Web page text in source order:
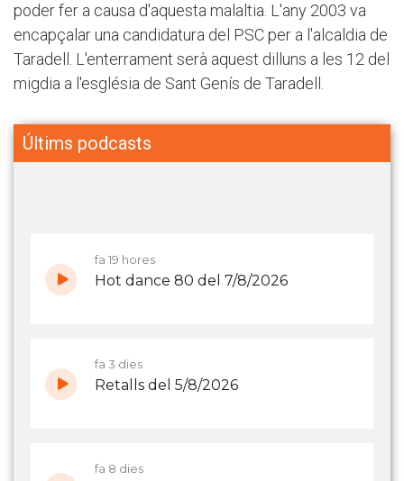
poder fer a causa d'aquesta malaltia. L'any 2003 va
encapçalar una candidatura del PSC per a l'alcaldia de
Taradell. L'enterrament serà aquest dilluns a les 12 del
migdia a l'església de Sant Genís de Taradell.
Últims podcasts